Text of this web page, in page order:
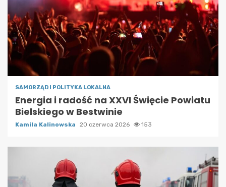
SAMORZĄD I POLITYKA LOKALNA
Energia i radość na XXVI Święcie Powiatu
Bielskiego w Bestwinie
Kamila Kalinowska 20 czerwca 2026 153